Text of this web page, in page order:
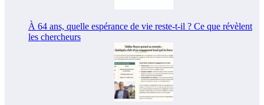
À 64 ans, quelle espérance de vie reste-t-il ? Ce que révèlent
les chercheurs